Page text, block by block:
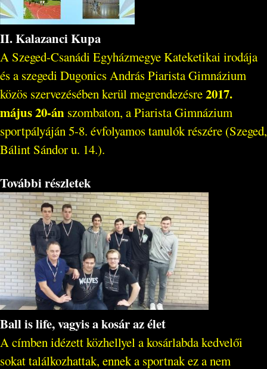
II. Kalazanci Kupa
A Szeged-Csanádi Egyházmegye Kateketikai irodája
és a szegedi Dugonics András Piarista Gimnázium
közös szervezésében kerül megrendezésre2017.
május 20-án szombaton, a Piarista Gimnázium
sportpályáján 5-8. évfolyamos tanulók részére (Szeged,
Bálint Sándor u. 14.).
További részletek
Ball is life, vagyis a kosár az élet
A címben idézett közhellyel a kosárlabda kedvelői
sokat találkozhattak, ennek a sportnak ez a nem